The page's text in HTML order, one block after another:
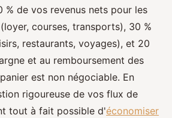
% de vos revenus nets pour les
courses, transports), 30 %
restaurants, voyages), et 20
et au remboursement des
est non négociable. En
rigoureuse de vos flux de
tout à fait possible d'économiser